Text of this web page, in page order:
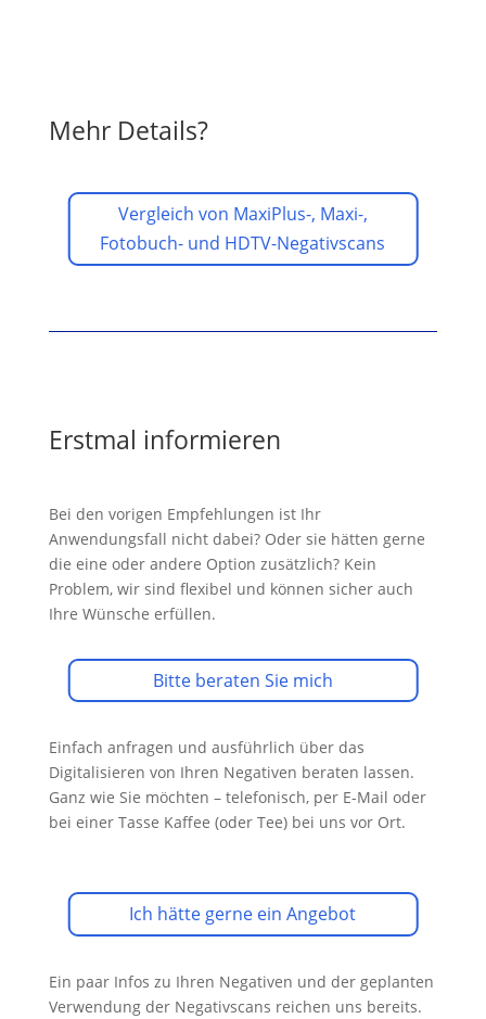
Mehr Details?
Vergleich von MaxiPlus-, Maxi-,
Fotobuch- und HDTV-Negativscans
Erstmal informieren
Bei den vorigen Empfehlungen ist Ihr
Anwendungsfall nicht dabei? Oder sie hätten gerne
die eine oder andere Option zusätzlich? Kein
Problem, wir sind flexibel und können sicher auch
Ihre Wünsche erfüllen.
Bitte beraten Sie mich
Einfach anfragen und ausführlich über das
Digitalisieren von Ihren Negativen beraten lassen.
Ganz wie Sie möchten – telefonisch, per E-Mail oder
bei einer Tasse Kaffee (oder Tee) bei uns vor Ort.
Ich hätte gerne ein Angebot
Ein paar Infos zu Ihren Negativen und der geplanten
Verwendung der Negativscans reichen uns bereits.